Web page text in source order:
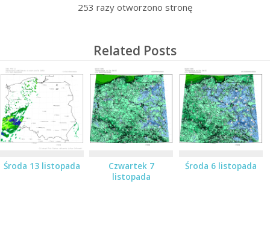
253 razy otworzono stronę
Related Posts
Środa 13 listopada
Czwartek 7
listopada
Środa 6 listopada